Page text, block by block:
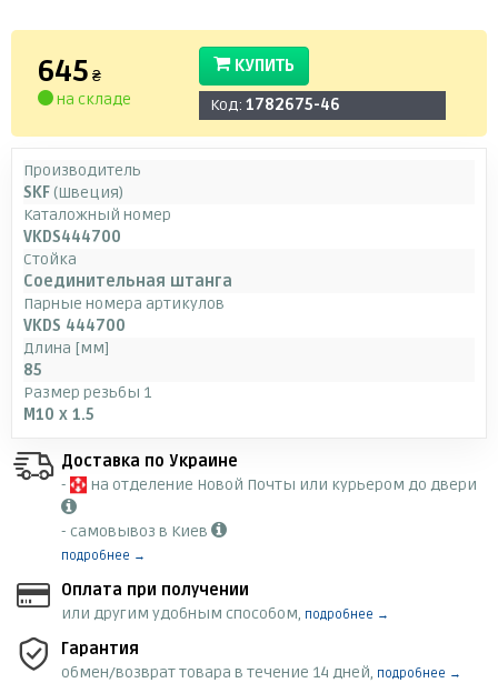
645 ₴
на складе
КУПИТЬ
Код: 1782675-46
Производитель
SKF (Швеция)
Каталожный номер
VKDS444700
Стойка
Соединительная штанга
Парные номера артикулов
VKDS 444700
Длина [мм]
85
Размер резьбы 1
M10 x 1.5
Доставка по Украине
-
на отделение Новой Почты или курьером до двери
- самовывоз в Киев
подробнее →
Оплата при получении
или другим удобным способом, подробнее →
Гарантия
обмен/возврат товара в течение 14 дней, подробнее →